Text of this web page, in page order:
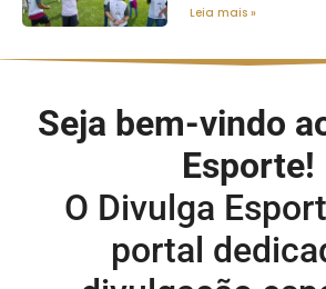
Leia mais »
Seja bem-vindo
Esporte!
O Divulga
portal